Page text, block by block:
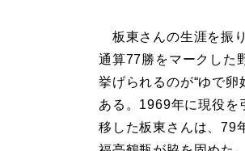
板東さんの生涯を振
通算77勝をマークした
挙げられるのが“ゆで卵
ある。1969年に現役を
移した板東さんは、79